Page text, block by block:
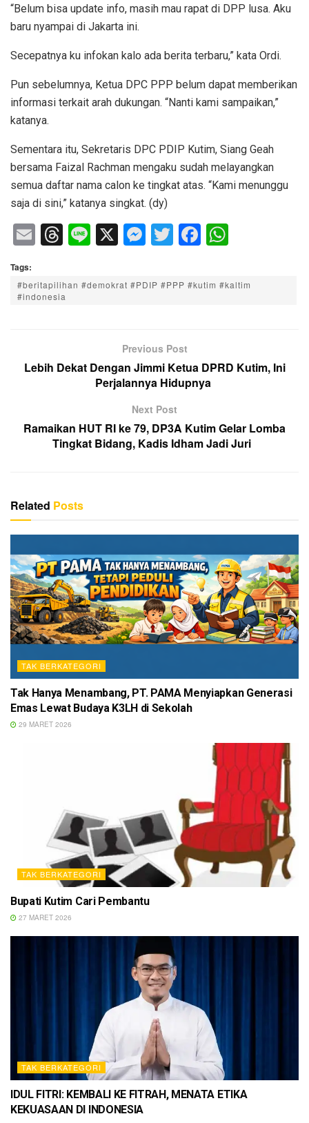
“Belum bisa update info, masih mau rapat di DPP lusa. Aku
baru nyampai di Jakarta ini.
Secepatnya ku infokan kalo ada berita terbaru,” kata Ordi.
Pun sebelumnya, Ketua DPC PPP belum dapat memberikan
informasi terkait arah dukungan. “Nanti kami sampaikan,”
katanya.
Sementara itu, Sekretaris DPC PDIP Kutim, Siang Geah
bersama Faizal Rachman mengaku sudah melayangkan
semua daftar nama calon ke tingkat atas. “Kami menunggu
saja di sini,” katanya singkat. (dy)
E
ail
T
e
a
Li
e
X M
ss
g
er
T
tt
F
c
o
k
at
p
Tags:
#beritapilihan #demokrat #PDIP #PPP #kutim #kaltim
#indonesia
Previous Post
Lebih Dekat Dengan Jimmi Ketua DPRD Kutim, Ini
Perjalannya Hidupnya
Next Post
Ramaikan HUT RI ke 79, DP3A Kutim Gelar Lomba
Tingkat Bidang, Kadis Idham Jadi Juri
Related Posts
TAK BERKATEGORI
Tak Hanya Menambang, PT. PAMA Menyiapkan Generasi
Emas Lewat Budaya K3LH di Sekolah
29 MARET 2026
TAK BERKATEGORI
Bupati Kutim Cari Pembantu
27 MARET 2026
TAK BERKATEGORI
IDUL FITRI: KEMBALI KE FITRAH, MENATA ETIKA
KEKUASAAN DI INDONESIA